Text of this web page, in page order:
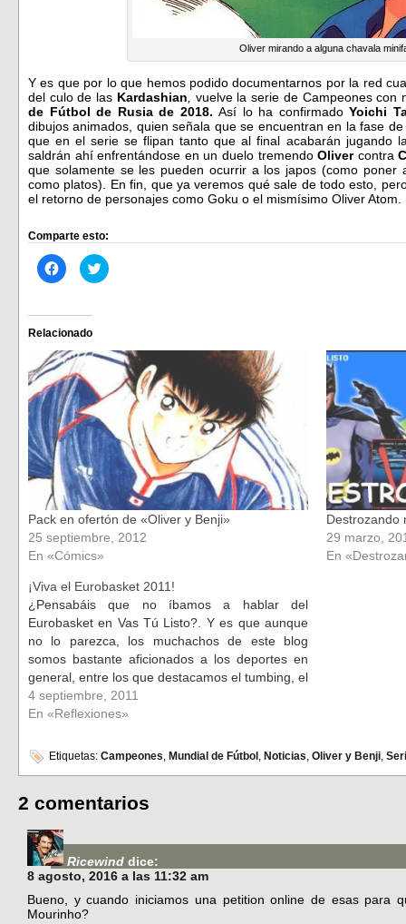
Oliver mirando a alguna chavala
Y es que por lo que hemos podido documentarnos por la red
del culo de las Kardashian
vuelve la serie de Campeones
de Fútbol de Rusia de 2018.Así lo ha confirmadoYoichi
dibujos animados, quien señala que se encuentran en la fase
que en el serie se flipan tanto que al final acabarán jugando
saldrán ahí enfrentándose en un duelo tremendoOlivercontra
que solamente se les pueden ocurrir a los japos (como poner
como platos). En fin, que ya veremos qué sale de todo esto,
el retorno de personajes como Goku o el mismísimo Oliver
Comparte esto:
Haz
clic
Facebook
(Se
abre
en
una
ventana
nueva)
Haz
clic
en
una
ventana
nueva)
Relacionado
Pack en ofertón de «Oliver y Benji»
25 septiembre, 2012
En «Cómics»
Destrozando
29 marzo,
En
¡Viva el Eurobasket 2011!
¿Pensabáis que no íbamos a hablar del
Eurobasket en Vas Tú Listo?. Y es que aunque
no lo parezca, los muchachos de este blog
somos bastante aficionados a los deportes en
general, entre los que destacamos el tumbing, el
zapping, la barra libre y el levantamiento de
bollos. Aparte de…
4 septiembre, 2011
En «Reflexiones»
Etiquetas: Campeones, Mundial de Fútbol , Noticias, Oliver y Benji,
2 comentarios
Ricewind dice:
8 agosto, 2016 a las 11:32 am
Bueno, y cuando iniciamos una petition online de esas para
Mourinho?